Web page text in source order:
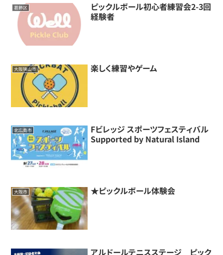
葛飾区
ピックルボール初心者練習会2-3回
経験者
大阪狭山市 楽しく練習やゲーム
北広島市
Fビレッジ スポーツフェスティバル
Supported by Natural Island
大阪市 ★ピックルボール体験会
アルドールテニスステージ ピック